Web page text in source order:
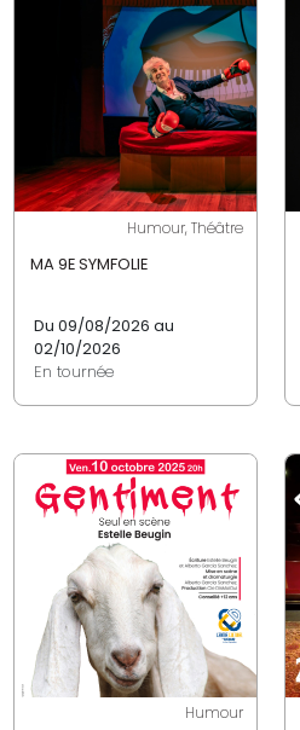
Humour, Théâtre
MA 9E SYMFOLIE
Du 09/08/2026 au
02/10/2026
En tournée
Humour